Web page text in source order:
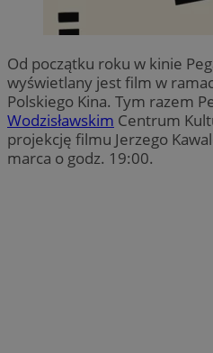
Od początku roku w kinie
wyświetlany jest film w
Polskiego Kina. Tym razem
Wodzisławskim Centrum
projekcję filmu Jerzego
marca o godz. 19:00.